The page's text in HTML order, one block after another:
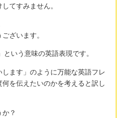
てすみません。
ざいます。
いう意味の英語表現です。
ます」のように万能な英語フレ
を伝えたいのかを考えると訳し
？